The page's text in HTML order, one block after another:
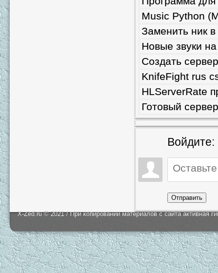
Music Python
Заменить ник
Новые звуки
Создать
KnifeFight rus
HLServerRate
Готовый
Войдите:
Отправить
X-Zed.ru © 2021 / При копировании материалов с сайта активная